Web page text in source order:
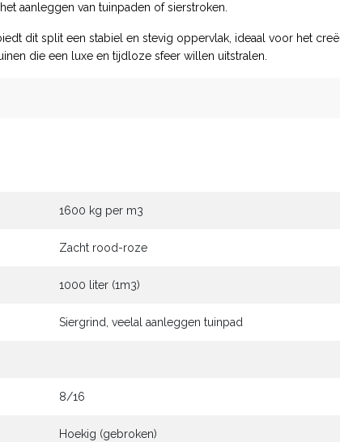
aanleggen van tuinpaden of sierstroken.
dit split een stabiel en stevig oppervlak, ideaal voor het
die een luxe en tijdloze sfeer willen uitstralen.
1600 kg per m3
Zacht rood-roze
1000 liter (1m3)
Siergrind, veelal aanleggen tuinpad
8/16
Hoekig (gebroken)